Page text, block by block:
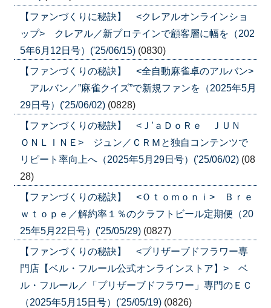
【ファンづくりに秘訣】 <クレアルオンラインショ
ップ> クレアル／新プロテインで顧客層に幅を（202
5年6月12日号）('25/06/15) (0830)
【ファンづくりの秘訣】 <全自動麻雀卓のアルバン>
アルバン／”麻雀クイズ”で新規ファンを（2025年5月
29日号）('25/06/02) (0828)
【ファンづくりの秘訣】 <Ｊ’ａＤｏＲｅ ＪＵＮ
ＯＮＬＩＮＥ> ジュン／ＣＲＭと独自コンテンツで
リピート率向上へ（2025年5月29日号）('25/06/02) (08
28)
【ファンづくりの秘訣】 <Ｏｔｏｍｏｎｉ> Ｂｒｅ
ｗｔｏｐｅ／解約率１％のクラフトビール定期便（20
25年5月22日号）('25/05/29) (0827)
【ファンづくりの秘訣】 <プリザーブドフラワー専
門店【ベル・フルール公式オンラインストア】> ベ
ル・フルール／「プリザーブドフラワー」専門のＥＣ
（2025年5月15日号）('25/05/19) (0826)